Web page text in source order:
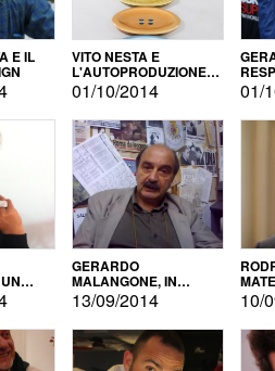
E IL VITO NESTA E
L'AUTOPRODUZIONE
COME RECUPERO DEI
SIMBOLI
01/10/2014 01/
GERARDO
MALANGONE, IN
GIURIA PER IL
CONCORSO
LETTERARIO
13/09/2014 10/